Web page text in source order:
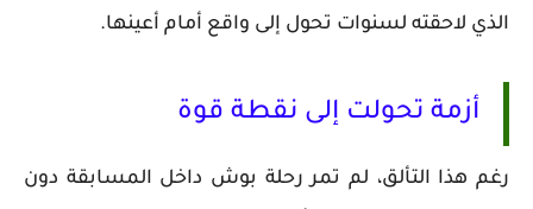
الذي لاحقته لسنوات تحول إلى واقع أمام أعينها.
أزمة تحولت إلى نقطة قوة
رغم هذا التألق، لم تمر رحلة بوش داخل المسابقة دون